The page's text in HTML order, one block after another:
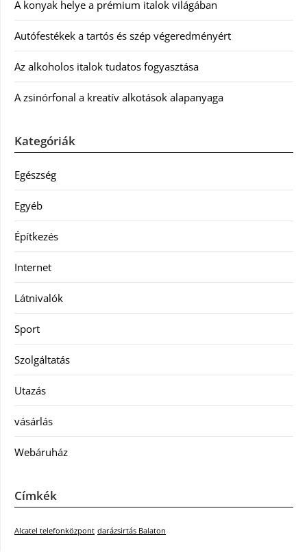
A konyak helye a prémium italok világában
Autófestékek a tartós és szép végeredményért
Az alkoholos italok tudatos fogyasztása
A zsinórfonal a kreatív alkotások alapanyaga
Kategóriák
Egészség
Egyéb
Építkezés
Internet
Látnivalók
Sport
Szolgáltatás
Utazás
vásárlás
Webáruház
Címkék
Alcatel telefonközpont darázsirtás Balaton